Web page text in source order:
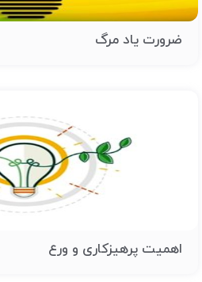
ضرورت یاد مرگ
اهمیت پرهیزکاری و ورع